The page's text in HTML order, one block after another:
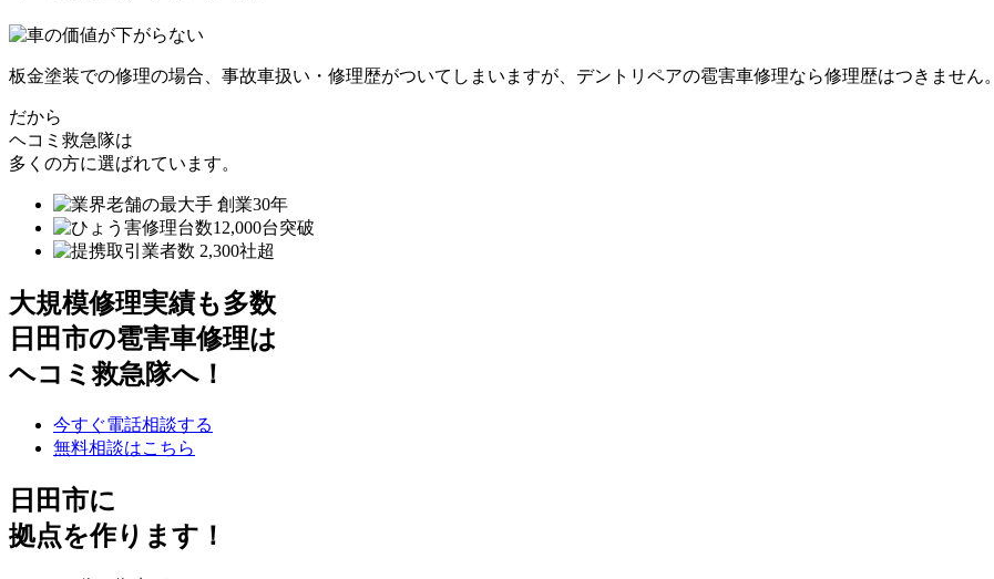
板金塗装での修理の場合、事故車扱い・修理歴がついてしまいますが、デントリペアの雹害車修理なら修理歴はつきません。
だから
ヘコミ救急隊は
多くの方に選ばれています。
大規模修理実績も多数
日田市の雹害車修理は
ヘコミ救急隊へ！
今すぐ電話相談する
無料相談はこちら
日田市に
拠点を作ります！